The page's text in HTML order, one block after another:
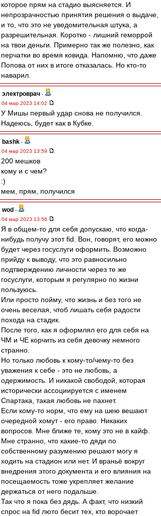
которое прям на стадио выясняется. И
непрозрачностью принятия решения о выдаче,
и то, что это не уведомительная штука, а
разрешительная. Коротко - лишний геморрой
на твои деньги. Примерно так же полезно, как
перчатки во время ковида. Напомню, что даже
Попова от них в итоге отказалась. Но кто-то
наварил.
электроврач -
04 мар 2023 14:02
У Мишы первый удар снова не получился.
Надеюсь, будет как в Кубке.
bashk -
04 мар 2023 13:59
200 мешков
кому и с чем?
:)
мем, прям, получился
wod -
04 мар 2023 13:56
Я в общем-то для себя допускаю, что когда-
нибудь получу этот fid. Вон, говорят, его можно
будет через госуслуги оформить. Возможно
прийду к выводу, что это равносильно
подтверждению личности через те же
госуслуги, которым я регулярно по жизни
пользуюсь.
Или просто пойму, что жизнь и без того не
очень веселая, чтоб лишать себя радости
похода на стадик.
После того, как я оформлял его для себя на
ЧМ и ЧЕ корчить из себя девочку немного
странно.
Но только любовь к кому-то/чему-то без
уважения к себе - это не любовь, а
одержимость. И никакой свободой, которая
исторически ассоциируется с именем
Спартака, такая любовь не пахнет.
Если кому-то норм, что ему на шею вешают
очередной хомут - его право. Никаких
вопросов. Мне ближе те, кому это не в кайф.
Мне странно, что какие-то дяди по
собственному разумению решают могу я
ходить на стадион или нет. И враньё вокруг
внедрения этого документа и его влияния на
посещаемость тоже укрепляет желание
держаться от него подальше.
Так что я пока без дядь. А факт, что низкий
спрос на fid люто бесит тех, кто ворочает